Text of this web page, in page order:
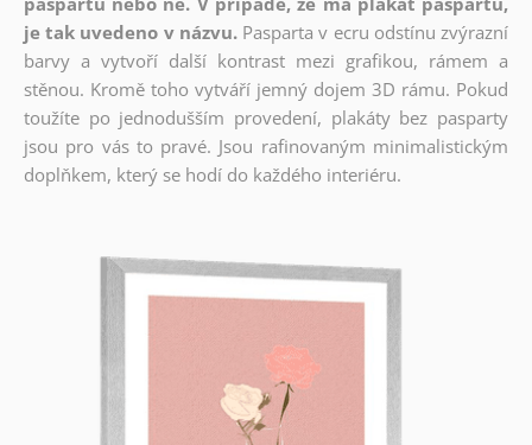
je tak uvedeno v názvu. Pasparta v ecru odstínu zvýrazní
barvy a vytvoří další kontrast mezi grafikou, rámem a
stěnou. Kromě toho vytváří jemný dojem 3D rámu. Pokud
toužíte po jednodušším provedení, plakáty bez pasparty
jsou pro vás to pravé. Jsou rafinovaným minimalistickým
doplňkem, který se hodí do každého interiéru.